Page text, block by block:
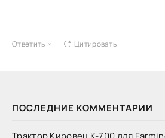
ПОСЛЕДНИЕ КОММЕНТАРИИ
Ответить Цитировать